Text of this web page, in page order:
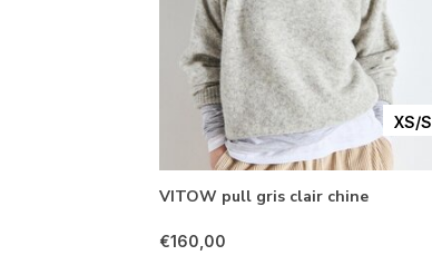
XS/S
VITOW pull gris clair chine
€160,00